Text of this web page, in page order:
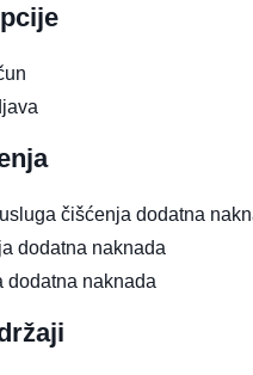
čišćenja dodatna
dodatna naknada
dodatna naknada